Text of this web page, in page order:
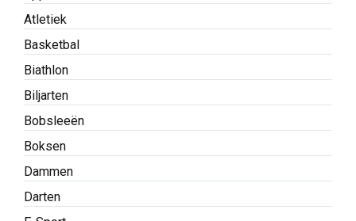
Atletiek
Basketbal
Biathlon
Biljarten
Bobsleeën
Boksen
Dammen
Darten